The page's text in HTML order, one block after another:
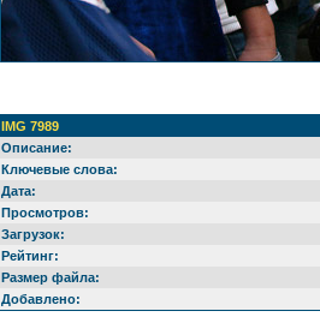
IMG 7989
Описание:
Ключевые слова:
Дата:
Просмотров:
Загрузок:
Рейтинг:
Размер файла:
Добавлено: